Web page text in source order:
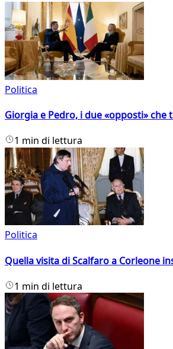
Politica
Giorgia e Pedro, i due «opposti»
1 min di lettura
Politica
Quella visita di Scalfaro a Corleone
1 min di lettura